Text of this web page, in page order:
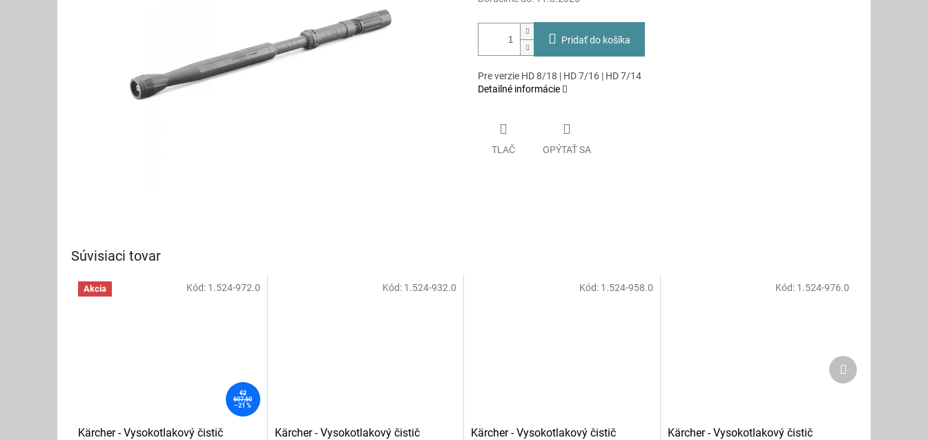
Pridať do košíka
Pre verzie HD 8/18 | HD 7/16 | HD 7/14
Detailné informácie
TLAČ OPÝTAŤ SA
Súvisiaci tovar
Akcia
€2
607,60
–21 %
Kärcher - Vysokotlakový čistič
Kód: 1.524-972.0
Kärcher - Vysokotlakový čistič
Kód: 1.524-932.0
Kärcher - Vysokotlakový čistič
Kód: 1.524-958.0
Kärcher - Vysokotlakový čistič
Kód: 1.524-976.0
Ďalší
produkt